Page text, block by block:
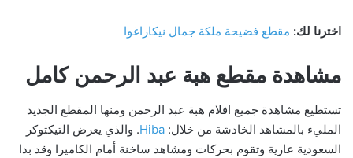
اخترنا لك: مقطع فضيحة ملكة جمال نيكاراغوا
مشاهدة مقطع هبة عبد الرحمن كامل
تستطيع مشاهدة جميع افلام هبة عبد الرحمن ومنها المقطع الجديد
المليء بالمشاهد الخادشة من خلال: Hiba. والذي يعرض التيكتوكر
السعودية عارية وتقوم بحركات ومشاهد ساخنة أمام الكاميرا وقد بدا